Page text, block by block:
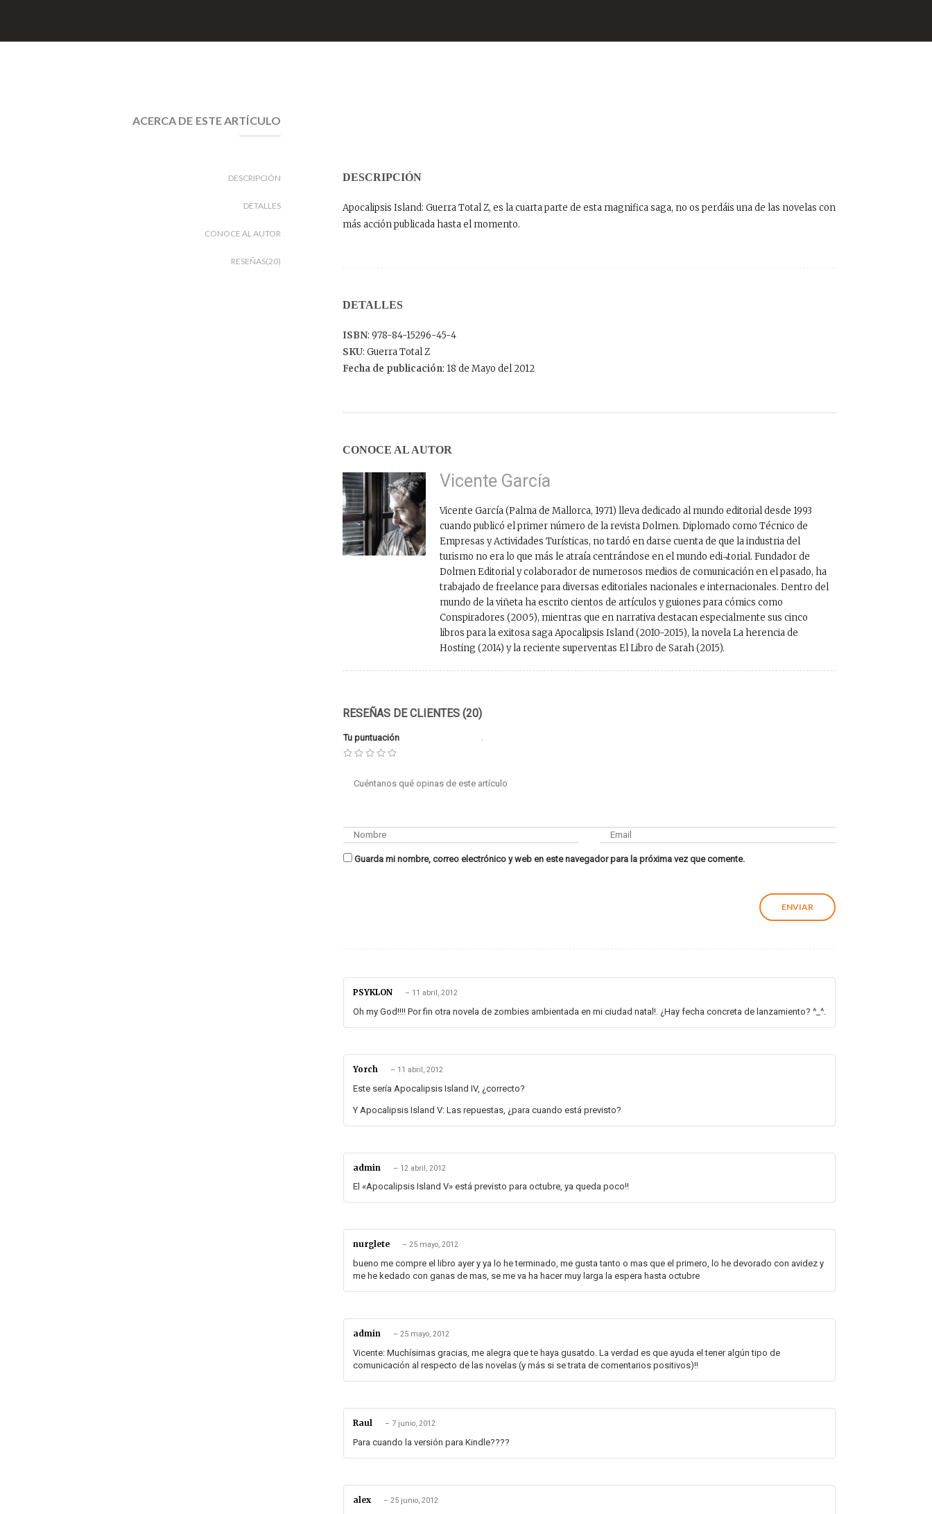
ACERCA DE ESTE ARTÍCULO
DESCRIPCIÓN
DETALLES
CONOCE AL AUTOR
RESEÑAS(20)
DESCRIPCIÓN
Apocalipsis Island: Guerra Total Z, es la cuarta parte de esta magnifica saga, no os perdáis una de las novelas con
más acción publicada hasta el momento.
DETALLES
ISBN: 978-84-15296-45-4
SKU: Guerra Total Z
Fecha de publicación: 18 de Mayo del 2012
CONOCE AL AUTOR
Vicente García
Vicente García (Palma de Mallorca, 1971) lleva dedicado al mundo editorial desde 1993
cuando publicó el primer número de la revista Dolmen. Diplomado como Técnico de
Empresas y Actividades Turísticas, no tardó en darse cuenta de que la industria del
turismo no era lo que más le atraía centrándose en el mundo edi¬torial. Fundador de
Dolmen Editorial y colaborador de numerosos medios de comunicación en el pasado, ha
trabajado de freelance para diversas editoriales nacionales e internacionales. Dentro del
mundo de la viñeta ha escrito cientos de artículos y guiones para cómics como
Conspiradores (2005), mientras que en narrativa destacan especialmente sus cinco
libros para la exitosa saga Apocalipsis Island (2010-2015), la novela La herencia de
Hosting (2014) y la reciente superventas El Libro de Sarah (2015).
RESEÑAS DE CLIENTES (20)
Tu puntuación
Guarda mi nombre, correo electrónico y web en este navegador para la próxima vez que comente.
PSYKLON – 11 abril, 2012
Oh my God!!!! Por fin otra novela de zombies ambientada en mi ciudad natal!. ¿Hay fecha concreta de lanzamiento? ^_^.
Yorch – 11 abril, 2012
Este sería Apocalipsis Island IV, ¿correcto?
Y Apocalipsis Island V: Las repuestas, ¿para cuando está previsto?
admin – 12 abril, 2012
El «Apocalipsis Island V» está previsto para octubre, ya queda poco!!
nurglete – 25 mayo, 2012
bueno me compre el libro ayer y ya lo he terminado, me gusta tanto o mas que el primero, lo he devorado con avidez y
me he kedado con ganas de mas, se me va ha hacer muy larga la espera hasta octubre
admin – 25 mayo, 2012
Vicente: Muchísimas gracias, me alegra que te haya gusatdo. La verdad es que ayuda el tener algún tipo de
comunicación al respecto de las novelas (y más si se trata de comentarios positivos)!!
Raul – 7 junio, 2012
Para cuando la versión para Kindle????
alex – 25 junio, 2012